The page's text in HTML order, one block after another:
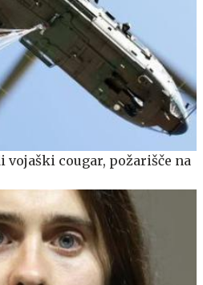
vojaški cougar, požarišče na